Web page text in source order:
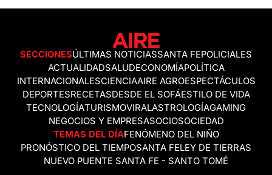
SECCIONESÚLTIMAS NOTICIASSANTA FEPOLICIALES
ACTUALIDADSALUDECONOMÍAPOLÍTICA
INTERNACIONALESCIENCIAAIRE AGROESPECTÁCULOS
DEPORTESRECETASDESDE EL SOFÁESTILO DE VIDA
TECNOLOGÍATURISMOVIRALASTROLOGÍAGAMING
NEGOCIOS Y EMPRESASOCIOSOCIEDAD
TEMAS DEL DÍAFENÓMENO DEL NIÑO
PRONÓSTICO DEL TIEMPOSANTA FELEY DE TIERRAS
NUEVO PUENTE SANTA FE - SANTO TOMÉ